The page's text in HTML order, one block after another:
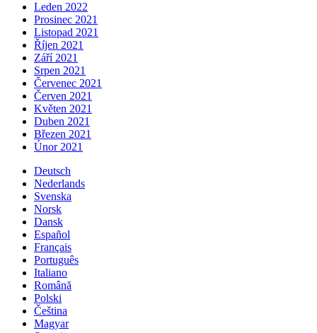
Leden 2022
Prosinec 2021
Listopad 2021
Říjen 2021
Září 2021
Srpen 2021
Červenec 2021
Červen 2021
Květen 2021
Duben 2021
Březen 2021
Únor 2021
Deutsch
Nederlands
Svenska
Norsk
Dansk
Español
Français
Português
Italiano
Română
Polski
Čeština
Magyar